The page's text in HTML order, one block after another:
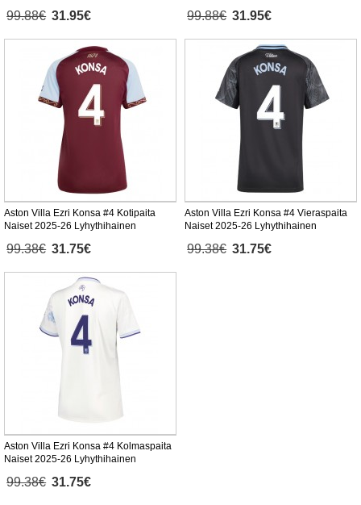
99.88€ 31.95€ 99.88€ 31.95€
Aston Villa Ezri Konsa #4 Kotipaita
Naiset 2025-26 Lyhythihainen
99.38€ 31.75€
Aston Villa Ezri Konsa #4 Vieraspaita
Naiset 2025-26 Lyhythihainen
99.38€ 31.75€
Aston Villa Ezri Konsa #4 Kolmaspaita
Naiset 2025-26 Lyhythihainen
99.38€ 31.75€